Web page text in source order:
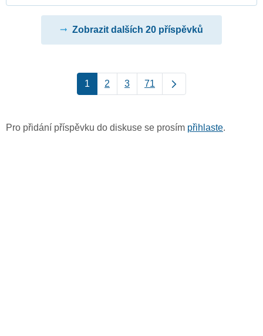
Zobrazit dalších 20 příspěvků
1 2 3 71
Pro přidání příspěvku do diskuse se prosím přihlaste.